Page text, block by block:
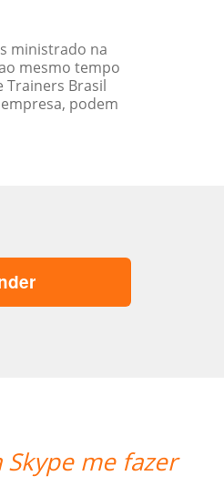
ministrado na
mesmo tempo
Trainers Brasil
podem
“”Working